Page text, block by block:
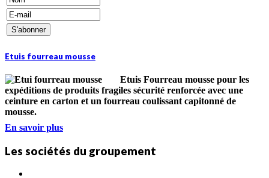
Etuis fourreau mousse
Etuis Fourreau mousse pour les
expéditions de produits fragiles sécurité renforcée avec une
ceinture en carton et un fourreau coulissant capitonné de
mousse.
En savoir plus
Les sociétés du groupement